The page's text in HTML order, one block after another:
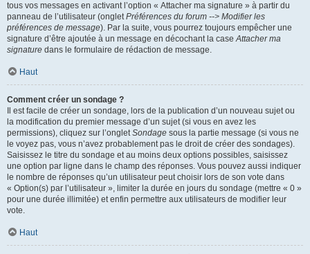
tous vos messages en activant l’option « Attacher ma signature » à partir du
panneau de l’utilisateur (ongletPréférences du forum --> Modifier les
préférences de message). Par la suite, vous pourrez toujours empêcher une
signature d’être ajoutée à un message en décochant la caseAttacher ma
signature dans le formulaire de rédaction de message.
Haut
Comment créer un sondage ?
Il est facile de créer un sondage, lors de la publication d’un nouveau sujet ou
la modification du premier message d’un sujet (si vous en avez les
permissions), cliquez sur l’ongletSondage sous la partie message (si vous ne
le voyez pas, vous n’avez probablement pas le droit de créer des sondages).
Saisissez le titre du sondage et au moins deux options possibles, saisissez
une option par ligne dans le champ des réponses. Vous pouvez aussi indiquer
le nombre de réponses qu’un utilisateur peut choisir lors de son vote dans
« Option(s) par l’utilisateur », limiter la durée en jours du sondage (mettre « 0 »
pour une durée illimitée) et enfin permettre aux utilisateurs de modifier leur
vote.
Haut